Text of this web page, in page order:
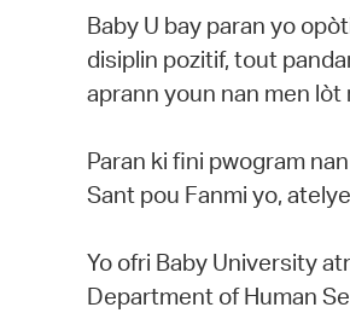
Baby U bay paran yo
disiplin pozitif, tout
aprann youn nan men lòt
Paran ki fini pwogram
Sant pou Fanmi yo,
Yo ofri Baby University
Department of Human